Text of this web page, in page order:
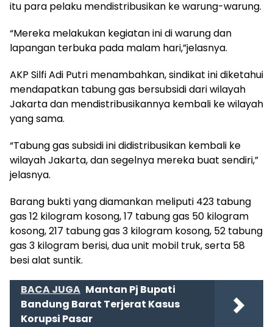
itu para pelaku mendistribusikan ke warung-warung.
“Mereka melakukan kegiatan ini di warung dan
lapangan terbuka pada malam hari,”jelasnya.
AKP Silfi Adi Putri menambahkan, sindikat ini diketahui
mendapatkan tabung gas bersubsidi dari wilayah
Jakarta dan mendistribusikannya kembali ke wilayah
yang sama.
“Tabung gas subsidi ini didistribusikan kembali ke
wilayah Jakarta, dan segelnya mereka buat sendiri,”
jelasnya.
Barang bukti yang diamankan meliputi 423 tabung
gas 12 kilogram kosong, 17 tabung gas 50 kilogram
kosong, 217 tabung gas 3 kilogram kosong, 52 tabung
gas 3 kilogram berisi, dua unit mobil truk, serta 58
besi alat suntik.
BACA JUGA Mantan Pj Bupati
Bandung Barat Terjerat Kasus
Korupsi Pasar